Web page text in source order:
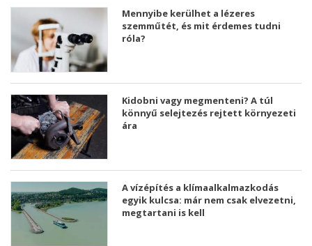
Mennyibe kerülhet a lézeres
szemműtét, és mit érdemes tudni
róla?
Kidobni vagy megmenteni? A túl
könnyű selejtezés rejtett környezeti
ára
A vízépítés a klímaalkalmazkodás
egyik kulcsa: már nem csak elvezetni,
megtartani is kell